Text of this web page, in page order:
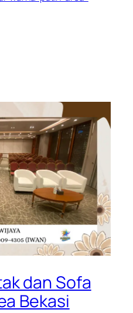
dan Sofa
Bekasi